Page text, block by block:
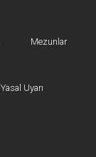
Mezunlar
Yasal Uyarı